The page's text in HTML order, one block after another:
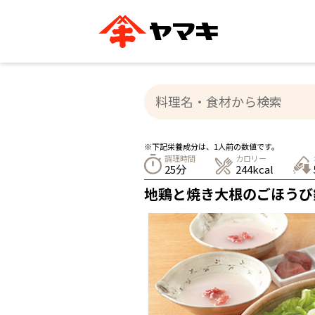
ヤマキ
ヤマキ
ストレート
つゆ
カテゴリー別
かつお節 削りぶし かつおパック
おいしいレシピ
汁物レシピ
レシピ特設サイト
ヤマキかつお節の削り方 ヤマ
企業情報
※下記栄養成分は、1人前の数値です。
調理時間
25分
カロリー
244kcal
地鶏と焼き大根のごほう